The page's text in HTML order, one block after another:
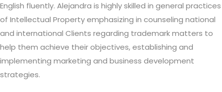
English fluently. Alejandra is highly skilled in general practices
of Intellectual Property emphasizing in counseling national
and international Clients regarding trademark matters to
help them achieve their objectives, establishing and
implementing marketing and business development
strategies.